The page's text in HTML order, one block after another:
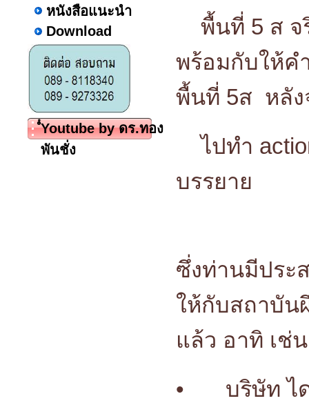
หนังสือแนะนำ
Download
ํํYoutube by ดร.ทอง
พันชั่ง
พื้นที่ 5 ส จ
พร้อมกับให้ค
พื้นที่ 5ส หลั
ไปทำ
บรรยาย
ซึ่งท่านมีประ
ให้กับสถาบัน
แล้ว อาทิ เช่น
•
บริษัท ไ